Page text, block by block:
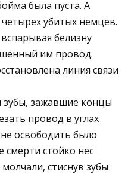
была пуста. А
убитых немцев.
белизну
им провод.
линия связи
зубы, зажавшие концы
провод в углах
освободить было
смерти стойко нес
стиснув зубы